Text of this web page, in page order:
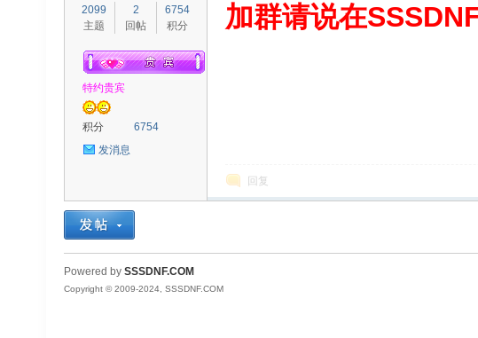
2099
主题
2
回帖
6754
积分
特约贵宾
积分
6754
发消息
加群请说在
回复
Powered by SSSDNF.COM
Copyright © 2009-2024, SSSDNF.COM